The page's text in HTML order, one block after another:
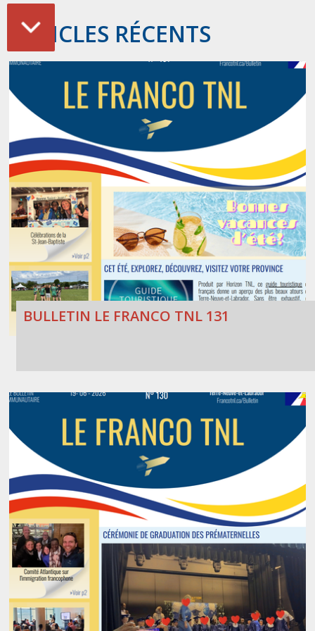
ARTICLES RÉCENTS
BULLETIN LE FRANCO TNL 131